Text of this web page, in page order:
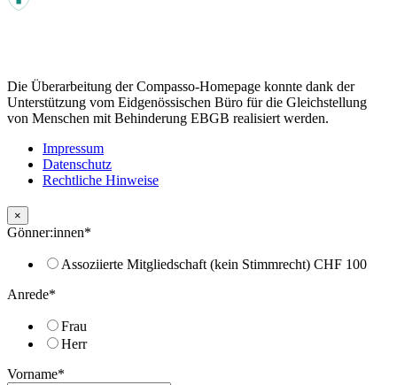
Die Überarbeitung der Compasso-Homepage konnte dank der
Unterstützung vom Eidgenössischen Büro für die Gleichstellung
von Menschen mit Behinderung EBGB realisiert werden.
Impressum
Datenschutz
Rechtliche Hinweise
×
Gönner:innen*
Assoziierte Mitgliedschaft (kein Stimmrecht) CHF 100
Anrede*
Frau
Herr
Vorname*